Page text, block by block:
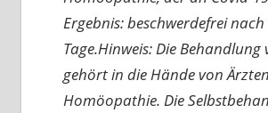
Ergebnis: beschwerdefrei nach
Tage.Hinweis: Die Behandlung
gehört in die Hände von
Homöopathie. Die